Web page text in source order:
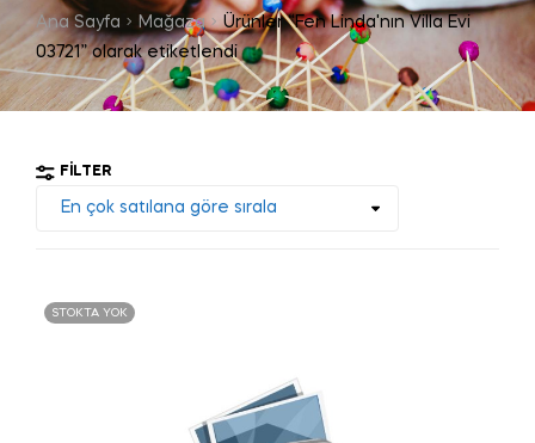
Ana Sayfa Mağaza
Ürünler “Fen Linda'nın Villa Evi
03721” olarak etiketlendi
FILTER
STOKTA YOK